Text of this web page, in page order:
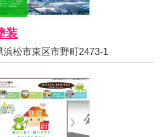
装
浜松市東区市野町2473-1